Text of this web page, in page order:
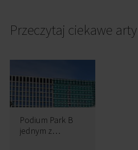
Przeczytaj ciekawe
Podium Park B
jednym z